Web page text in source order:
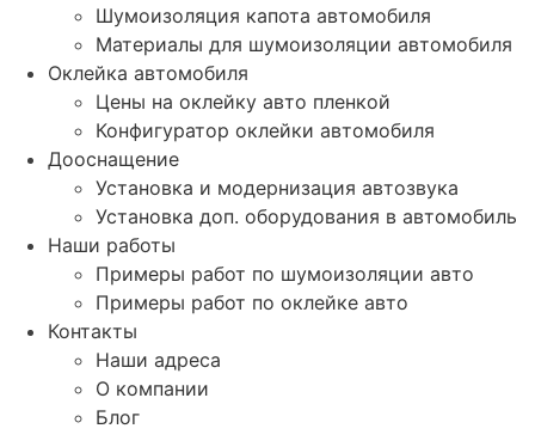
Шумоизоляция капота автомобиля
Материалы для шумоизоляции автомобиля
Оклейка автомобиля
Цены на оклейку авто пленкой
Конфигуратор оклейки автомобиля
Дооснащение
Установка и модернизация автозвука
Установка доп. оборудования в автомобиль
Наши работы
Примеры работ по шумоизоляции авто
Примеры работ по оклейке авто
Контакты
Наши адреса
О компании
Блог